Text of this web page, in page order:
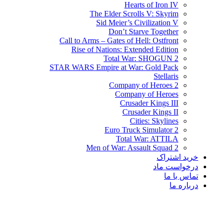
Hearts of Iron IV
The Elder Scrolls V: Skyrim
Sid Meier’s Civilization V
Don’t Starve Together
Call to Arms – Gates of Hell: Ostfront
Rise of Nations: Extended Edition
Total War: SHOGUN 2
STAR WARS Empire at War: Gold Pack
Stellaris
Company of Heroes 2
Company of Heroes
Crusader Kings III
Crusader Kings II
Cities: Skylines
Euro Truck Simulator 2
Total War: ATTILA
Men of War: Assault Squad 2
خرید اشتراک
درخواست ماد
تماس با ما
درباره ما